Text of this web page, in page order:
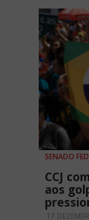
SENADO
CCJ
aos
17